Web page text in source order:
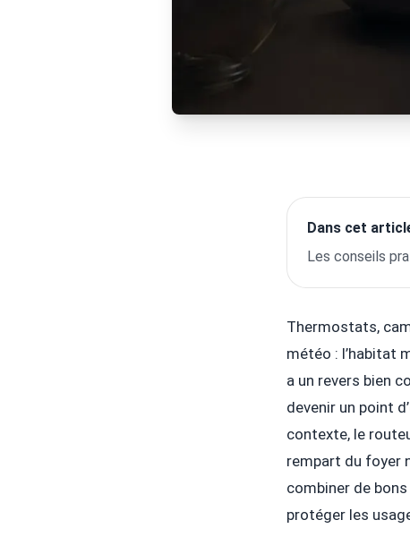
Dans cet
Les conseils
Thermostats,
météo : l’habitat
a un revers bien
devenir un point
contexte, le
rempart du foyer
combiner de
protéger les